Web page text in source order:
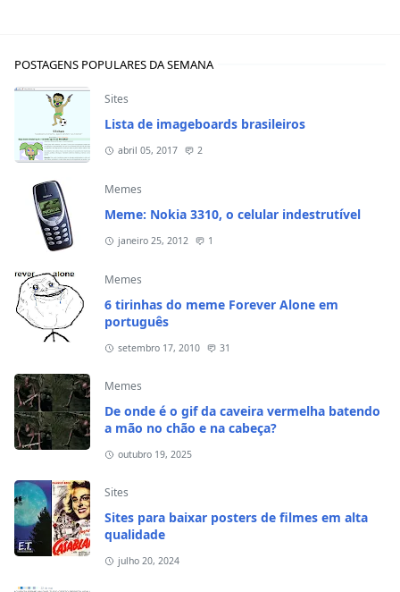
POSTAGENS POPULARES DA SEMANA
Sites
Lista de imageboards brasileiros
abril 05, 2017 2
Memes
Meme: Nokia 3310, o celular indestrutível
janeiro 25, 2012 1
Memes
6 tirinhas do meme Forever Alone em
português
setembro 17, 2010 31
Memes
De onde é o gif da caveira vermelha batendo
a mão no chão e na cabeça?
outubro 19, 2025
Sites
Sites para baixar posters de filmes em alta
qualidade
julho 20, 2024